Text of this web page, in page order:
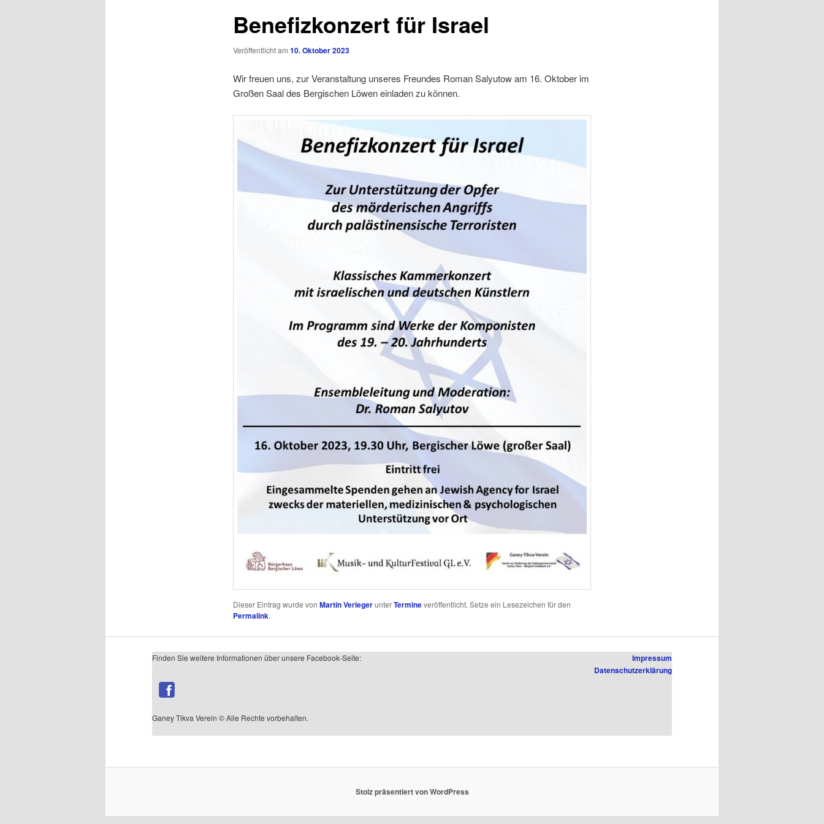
Benefizkonzert für Israel
Veröffentlicht am 10. Oktober 2023
Wir freuen uns, zur Veranstaltung unseres Freundes Roman Salyutow am 16. Oktober im
Großen Saal des Bergischen Löwen einladen zu können.
Dieser Eintrag wurde von Martin VerlegerunterTermineveröffentlicht. Setze ein Lesezeichen für den
Permalink.
Finden Sie weitere Informationen über unsere Facebook-Seite:
Ganey Tikva Verein © Alle Rechte vorbehalten.
Impressum
Datenschutzerklärung
Stolz präsentiert von WordPress